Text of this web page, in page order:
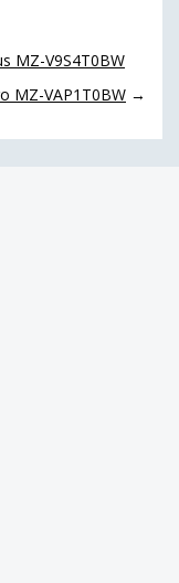
MZ-V9S4T0BW
MZ-VAP1T0BW →